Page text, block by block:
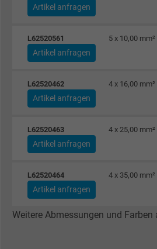
Zweck
Cookie von
Name sb, Facebook Pixel
Anbieter Facebook Ireland
Laufzeit 1 Jahr
Zweck
Cookie von
Artikel anfragen
L62520561 5 x 10,00 mm²
Artikel anfragen
L62520462 4 x 16,00 mm²
Artikel anfragen
L62520463 4 x 25,00 mm²
Artikel anfragen
L62520464 4 x 35,00 mm²
Artikel anfragen
Weitere Abmessungen und Farben